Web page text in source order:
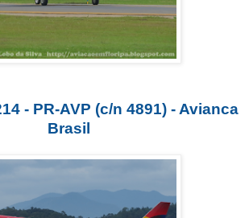
- PR-AVP (c/n 4891) - Avianca
Brasil